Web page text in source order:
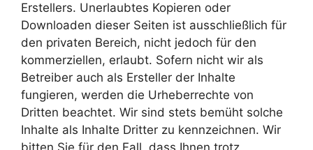
Erstellers. Unerlaubtes Kopieren oder
Downloaden dieser Seiten ist ausschließlich für
den privaten Bereich, nicht jedoch für den
kommerziellen, erlaubt. Sofern nicht wir als
Betreiber auch als Ersteller der Inhalte
fungieren, werden die Urheberrechte von
Dritten beachtet. Wir sind stets bemüht solche
Inhalte als Inhalte Dritter zu kennzeichnen. Wir
bitten Sie für den Fall, dass Ihnen trotz